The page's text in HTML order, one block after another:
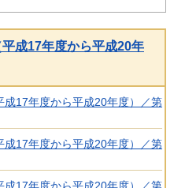
成17年度から平成20年
17年度から平成20年度）／第
17年度から平成20年度）／第